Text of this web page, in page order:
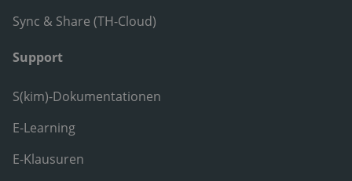
Sync & Share (TH-Cloud)
Support
S(kim)-Dokumentationen
E-Learning
E-Klausuren